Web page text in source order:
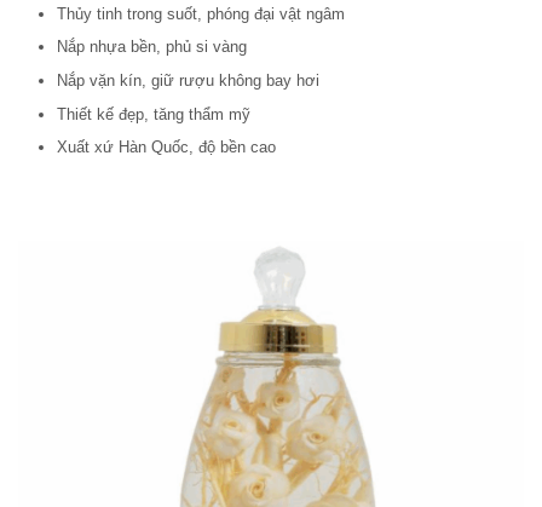
Thủy tinh trong suốt, phóng đại vật ngâm
Nắp nhựa bền, phủ si vàng
Nắp vặn kín, giữ rượu không bay hơi
Thiết kế đẹp, tăng thẩm mỹ
Xuất xứ Hàn Quốc, độ bền cao